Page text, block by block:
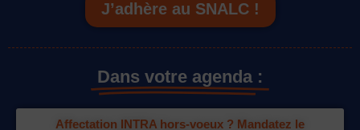
J’adhère au SNALC !
Dans votre agenda :
Affectation INTRA hors-voeux ? Mandatez le